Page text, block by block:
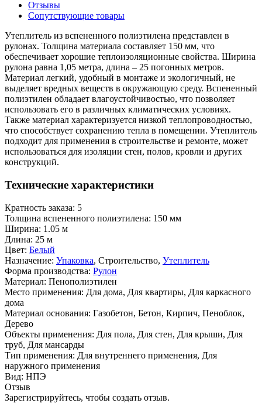
Отзывы
Сопутствующие товары
Утеплитель из вспененного полиэтилена представлен в
рулонах. Толщина материала составляет 150 мм, что
обеспечивает хорошие теплоизоляционные свойства. Ширина
рулона равна 1,05 метра, длина – 25 погонных метров.
Материал легкий, удобный в монтаже и экологичный, не
выделяет вредных веществ в окружающую среду. Вспененный
полиэтилен обладает влагоустойчивостью, что позволяет
использовать его в различных климатических условиях.
Также материал характеризуется низкой теплопроводностью,
что способствует сохранению тепла в помещении. Утеплитель
подходит для применения в строительстве и ремонте, может
использоваться для изоляции стен, полов, кровли и других
конструкций.
Технические характеристики
Кратность заказа: 5
Толщина вспененного полиэтилена: 150 мм
Ширина: 1.05 м
Длина: 25 м
Цвет: Белый
Назначение: Упаковка, Строительство, Утеплитель
Форма производства: Рулон
Материал: Пенополиэтилен
Место применения: Для дома, Для квартиры, Для каркасного
дома
Материал основания: Газобетон, Бетон, Кирпич, Пеноблок,
Дерево
Объекты применения: Для пола, Для стен, Для крыши, Для
труб, Для мансарды
Тип применения: Для внутреннего применения, Для
наружного применения
Вид: НПЭ
Отзыв
Зарегистрируйтесь, чтобы создать отзыв.